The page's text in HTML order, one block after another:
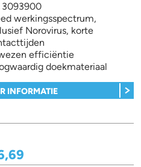
3093900
werkingsspectrum,
Norovirus, korte
efficiëntie
doekmateriaal
INFORMATIE